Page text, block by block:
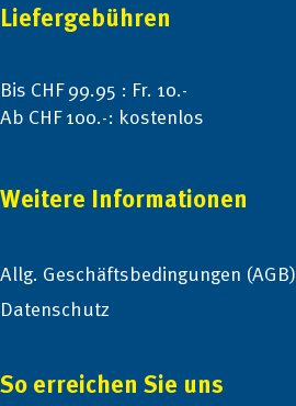
Liefergebühren
Bis CHF 99.95 : Fr. 10.-
Ab CHF 100.-: kostenlos
Weitere Informationen
Allg. Geschäftsbedingungen (AGB)
Datenschutz
So erreichen Sie uns